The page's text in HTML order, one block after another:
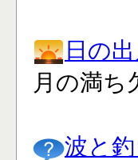
日の
月の満ち
波と